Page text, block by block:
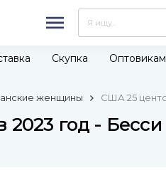
Скупка Оптовикам
женщины США 25
год -